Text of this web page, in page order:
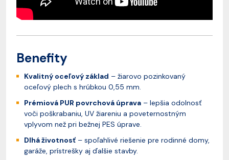
Benefity
Kvalitný oceľový základ – žiarovo pozinkovaný
oceľový plech s hrúbkou 0,55 mm.
Prémiová PUR povrchová úprava – lepšia odolnosť
voči poškrabaniu, UV žiareniu a poveternostným
vplyvom než pri bežnej PES úprave.
Dlhá životnosť – spoľahlivé riešenie pre rodinné domy,
garáže, prístrešky aj ďalšie stavby.